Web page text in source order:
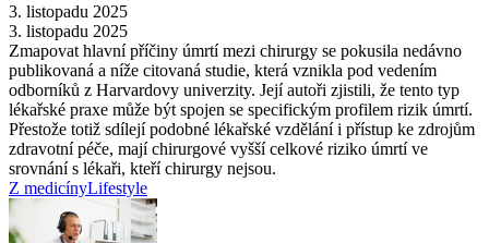
3. listopadu 2025
3. listopadu 2025
Zmapovat hlavní příčiny úmrtí mezi chirurgy se pokusila nedávno
publikovaná a níže citovaná studie, která vznikla pod vedením
odborníků z Harvardovy univerzity. Její autoři zjistili, že tento typ
lékařské praxe může být spojen se specifickým profilem rizik úmrtí.
Přestože totiž sdílejí podobné lékařské vzdělání i přístup ke zdrojům
zdravotní péče, mají chirurgové vyšší celkové riziko úmrtí ve
srovnání s lékaři, kteří chirurgy nejsou.
Z medicínyLifestyle